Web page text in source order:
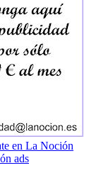
en La Noción
ads